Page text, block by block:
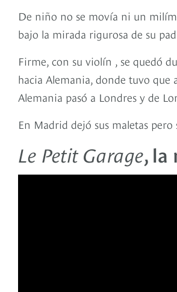
De niño no se movía ni un
bajo la mirada rigurosa de su
Firme, con su violín , se quedó
hacia Alemania, donde tuvo que
Alemania pasó a Londres y de
En Madrid dejó sus maletas
Le Petit Garage, la